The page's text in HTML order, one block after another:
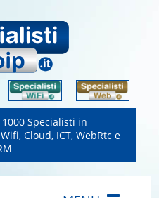
Specialisti in
Cloud, ICT, WebRtc e